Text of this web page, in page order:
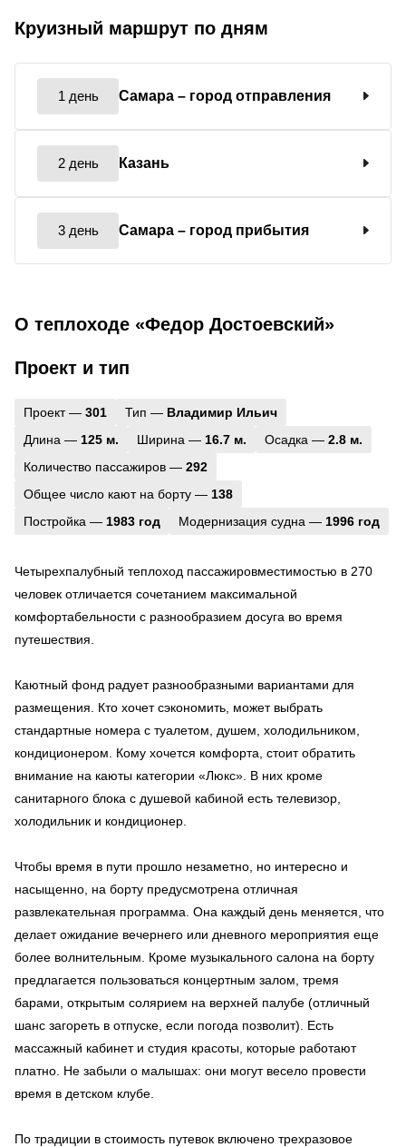
Круизный маршрут по дням
1 день Самара – город отправления
2 день Казань
3 день Самара – город прибытия
О теплоходе «Федор Достоевский»
Проект и тип
Проект — 301 Тип — Владимир Ильич
Длина — 125 м. Ширина — 16.7 м. Осадка — 2.8 м.
Количество пассажиров — 292
Общее число кают на борту — 138
Постройка — 1983 год Модернизация судна — 1996 год
Четырехпалубный теплоход пассажировместимостью в 270
человек отличается сочетанием максимальной
комфортабельности с разнообразием досуга во время
путешествия.
Каютный фонд радует разнообразными вариантами для
размещения. Кто хочет сэкономить, может выбрать
стандартные номера с туалетом, душем, холодильником,
кондиционером. Кому хочется комфорта, стоит обратить
внимание на каюты категории «Люкс». В них кроме
санитарного блока с душевой кабиной есть телевизор,
холодильник и кондиционер.
Чтобы время в пути прошло незаметно, но интересно и
насыщенно, на борту предусмотрена отличная
развлекательная программа. Она каждый день меняется, что
делает ожидание вечернего или дневного мероприятия еще
более волнительным. Кроме музыкального салона на борту
предлагается пользоваться концертным залом, тремя
барами, открытым солярием на верхней палубе (отличный
шанс загореть в отпуске, если погода позволит). Есть
массажный кабинет и студия красоты, которые работают
платно. Не забыли о малышах: они могут весело провести
время в детском клубе.
По традиции в стоимость путевок включено трехразовое